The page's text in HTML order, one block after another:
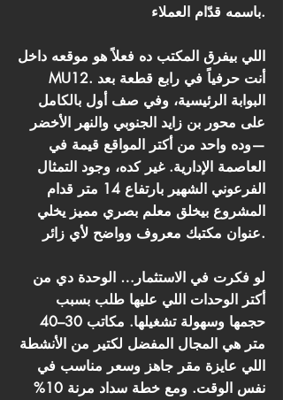
باسمه قدّام العملاء.
اللي بيفرق المكتب ده فعلاً هو موقعه داخل
MU12. أنت حرفياً في رابع قطعة بعد
البوابة الرئيسية، وفي صف أول بالكامل
على محور بن زايد الجنوبي والنهر الأخضر
—وده واحد من أكتر المواقع قيمة في
العاصمة الإدارية. غير كده، وجود التمثال
الفرعوني الشهير بارتفاع 14 متر قدام
المشروع بيخلق معلم بصري مميز يخلي
عنوان مكتبك معروف وواضح لأي زائر.
لو فكرت في الاستثمار… الوحدة دي من
أكتر الوحدات اللي عليها طلب بسبب
حجمها وسهولة تشغيلها. مكاتب 30–40
متر هي المجال المفضل لكتير من الأنشطة
اللي عايزة مقر جاهز وسعر مناسب في
نفس الوقت. ومع خطة سداد مرنة 10%